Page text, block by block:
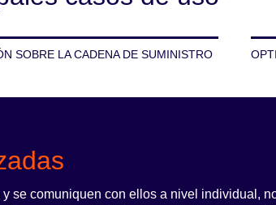
SOBRE LA CADENA DE SUMINISTRO
se comuniquen con ellos a nivel individual,